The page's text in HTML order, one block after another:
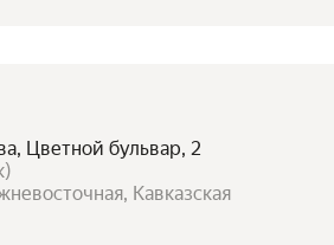
Цветной бульвар, 2
)
Кавказская